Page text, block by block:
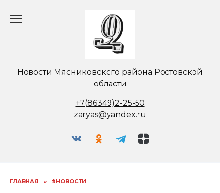
Новости Мясниковского района Ростовской
области
+7(86349)2-25-50
zaryas@yandex.ru
ГЛАВНАЯ » #НОВОСТИ